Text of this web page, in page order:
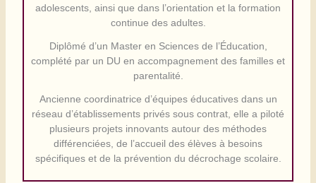
adolescents, ainsi que dans l’orientation et la formation
continue des adultes.
Diplômé d’un Master en Sciences de l’Éducation,
complété par un DU en accompagnement des familles et
parentalité.
Ancienne coordinatrice d’équipes éducatives dans un
réseau d’établissements privés sous contrat, elle a piloté
plusieurs projets innovants autour des méthodes
différenciées, de l’accueil des élèves à besoins
spécifiques et de la prévention du décrochage scolaire.